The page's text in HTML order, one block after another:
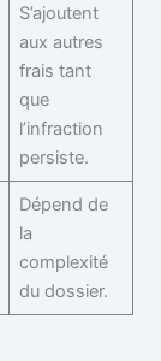
S’ajoutent
aux autres
frais tant
que
l’infraction
persiste.
Dépend de
la
complexité
du dossier.